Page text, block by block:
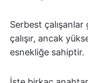
Serbest
çalışır, ancak
esnekliğe sahiptir.